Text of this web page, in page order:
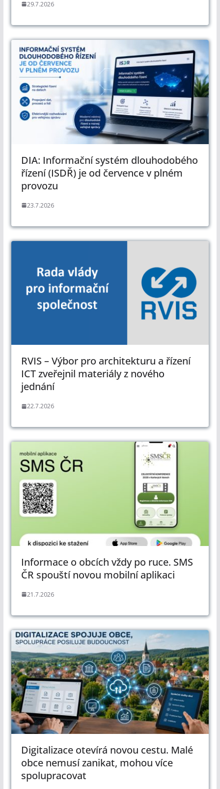
29.7.2026
DIA: Informační systém dlouhodobého
řízení (ISDŘ) je od července v plném
provozu
23.7.2026
RVIS – Výbor pro architekturu a řízení
ICT zveřejnil materiály z nového
jednání
22.7.2026
Informace o obcích vždy po ruce. SMS
ČR spouští novou mobilní aplikaci
21.7.2026
Digitalizace otevírá novou cestu. Malé
obce nemusí zanikat, mohou více
spolupracovat